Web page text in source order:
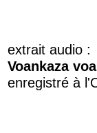
extrait audio :
Voankaza
enregistré à